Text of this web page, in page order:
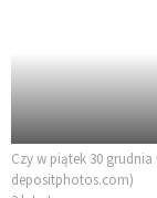
Czy w piątek 30
depositphotos.com)